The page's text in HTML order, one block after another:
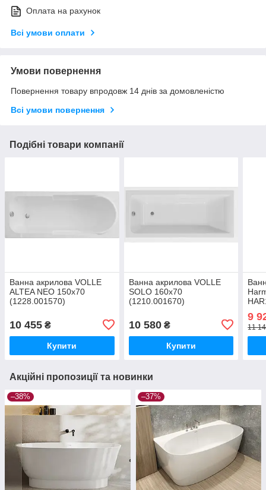
Оплата на рахунок
Всі умови оплати
Умови повернення
Повернення товару впродовж 14 днів за домовленістю
Всі умови повернення
Подібні товари компанії
Ванна акрилова VOLLE
ALTEA NEO 150х70
(1228.001570)
10 455 ₴
Купити
Ванна акрилова VOLLE
SOLO 160х70
(1210.001670)
10 580₴
Купити
9
11
Акційні пропозиції та новинки
–38% –37%